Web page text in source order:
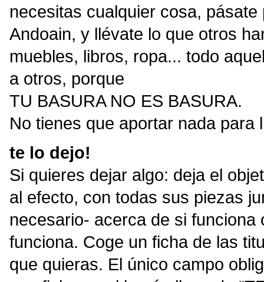
necesitas cualquier cosa,
Andoain, y llévate lo que otros
muebles, libros, ropa... todo
a otros, porque
TU BASURA NO ES BASURA.
No tienes que aportar nada para
te lo dejo!
Si quieres dejar algo: deja el
al efecto, con todas sus piezas
necesario- acerca de si
funciona. Coge un ficha de las
que quieras. El único campo